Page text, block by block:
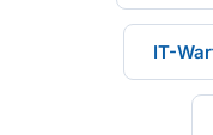
IT-